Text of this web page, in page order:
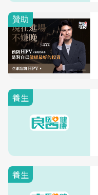
養生
養生